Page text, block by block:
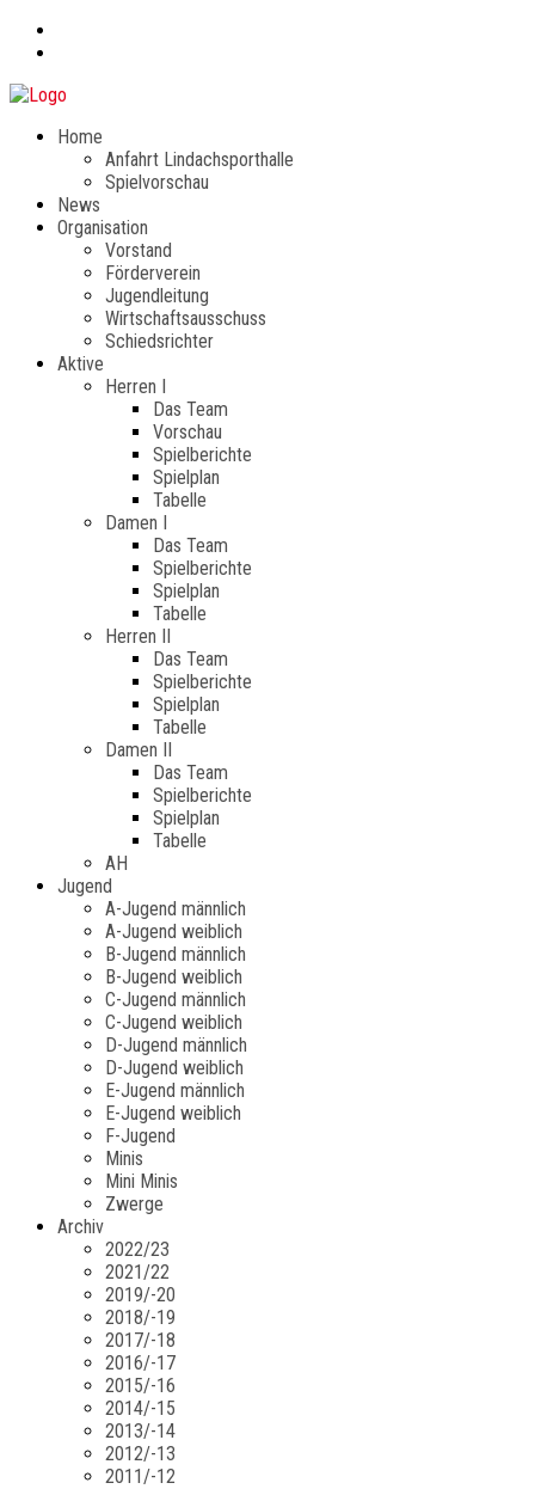
Home
Anfahrt Lindachsporthalle
Spielvorschau
News
Organisation
Vorstand
Förderverein
Jugendleitung
Wirtschaftsausschuss
Schiedsrichter
Aktive
Herren I
Das Team
Vorschau
Spielberichte
Spielplan
Tabelle
Damen I
Das Team
Spielberichte
Spielplan
Tabelle
Herren II
Das Team
Spielberichte
Spielplan
Tabelle
Damen II
Das Team
Spielberichte
Spielplan
Tabelle
AH
Jugend
A-Jugend männlich
A-Jugend weiblich
B-Jugend männlich
B-Jugend weiblich
C-Jugend männlich
C-Jugend weiblich
D-Jugend männlich
D-Jugend weiblich
E-Jugend männlich
E-Jugend weiblich
F-Jugend
Minis
Mini Minis
Zwerge
Archiv
2022/23
2021/22
2019/-20
2018/-19
2017/-18
2016/-17
2015/-16
2014/-15
2013/-14
2012/-13
2011/-12